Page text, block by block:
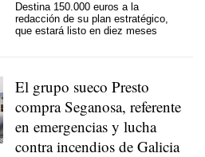
Destina 150.000 euros a la
redacción de su plan estratégico,
que estará listo en diez meses
El grupo sueco Presto
compra Seganosa, referente
en emergencias y lucha
contra incendios de Galicia